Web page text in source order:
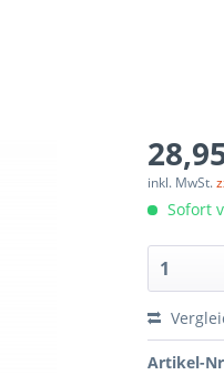
inkl. MwSt.
Sofort
Artikel-